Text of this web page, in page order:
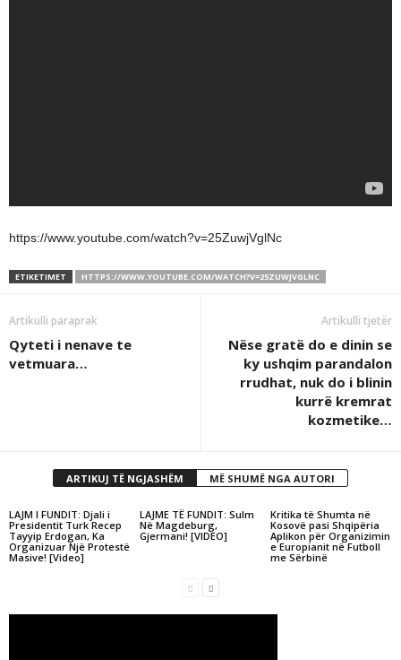
https://www.youtube.com/watch?v=25ZuwjVglNc
ETIKETIMET HTTPS://WWW.YOUTUBE.COM/WATCH?V=25ZUWJVGLNC
Artikulli paraprak
Qyteti i nenave te
vetmuara…
Artikulli tjetër
Nëse gratë do e dinin se
ky ushqim parandalon
rrudhat, nuk do i blinin
kurrë kremrat
kozmetike…
ARTIKUJ TË NGJASHËM MË SHUMË NGA AUTORI
LAJM I FUNDIT: Djali i
Presidentit Turk Recep
Tayyip Erdogan, Ka
Organizuar Një Protestë
Masive! [Video]
LAJME TË FUNDIT: Sulm
Në Magdeburg,
Gjermani! [VIDEO]
Kritika të Shumta në
Kosovë pasi Shqipëria
Aplikon për Organizimin
e Europianit në Futboll
me Sërbinë